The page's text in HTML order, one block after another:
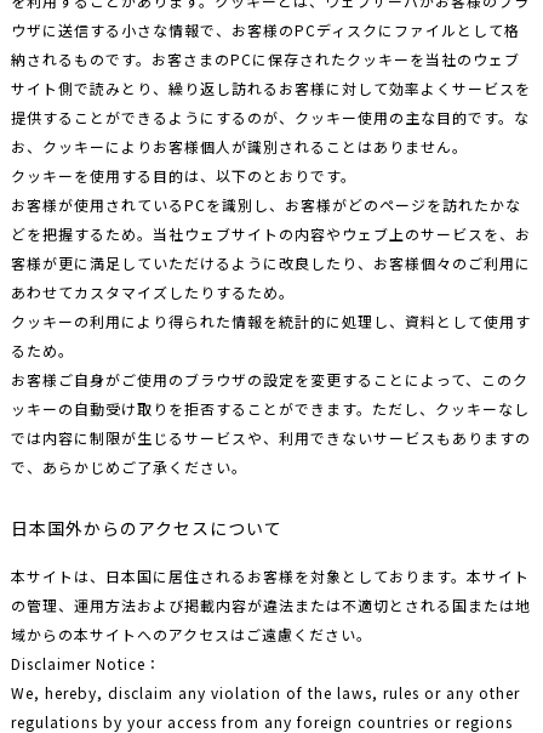
ウザに送信する小さな情報で、お客様のPCディスクにファイルとして格
納されるものです。お客さまのPCに保存されたクッキーを当社のウェブ
サイト側で読みとり、繰り返し訪れるお客様に対して効率よくサービスを
提供することができるようにするのが、クッキー使用の主な目的です。な
お、クッキーによりお客様個人が識別されることはありません。
クッキーを使用する目的は、以下のとおりです。
お客様が使用されているPCを識別し、お客様がどのページを訪れたかな
どを把握するため。当社ウェブサイトの内容やウェブ上のサービスを、お
客様が更に満足していただけるように改良したり、お客様個々のご利用に
あわせてカスタマイズしたりするため。
クッキーの利用により得られた情報を統計的に処理し、資料として使用す
るため。
お客様ご自身がご使用のブラウザの設定を変更することによって、このク
ッキーの自動受け取りを拒否することができます。ただし、クッキーなし
では内容に制限が生じるサービスや、利用できないサービスもありますの
で、あらかじめご了承ください。
日本国外からのアクセスについて
本サイトは、日本国に居住されるお客様を対象としております。本サイト
の管理、運用方法および掲載内容が違法または不適切とされる国または地
域からの本サイトへのアクセスはご遠慮ください。
Disclaimer Notice：
We, hereby, disclaim any violation of the laws, rules or any other
regulations by your access from any foreign countries or regions